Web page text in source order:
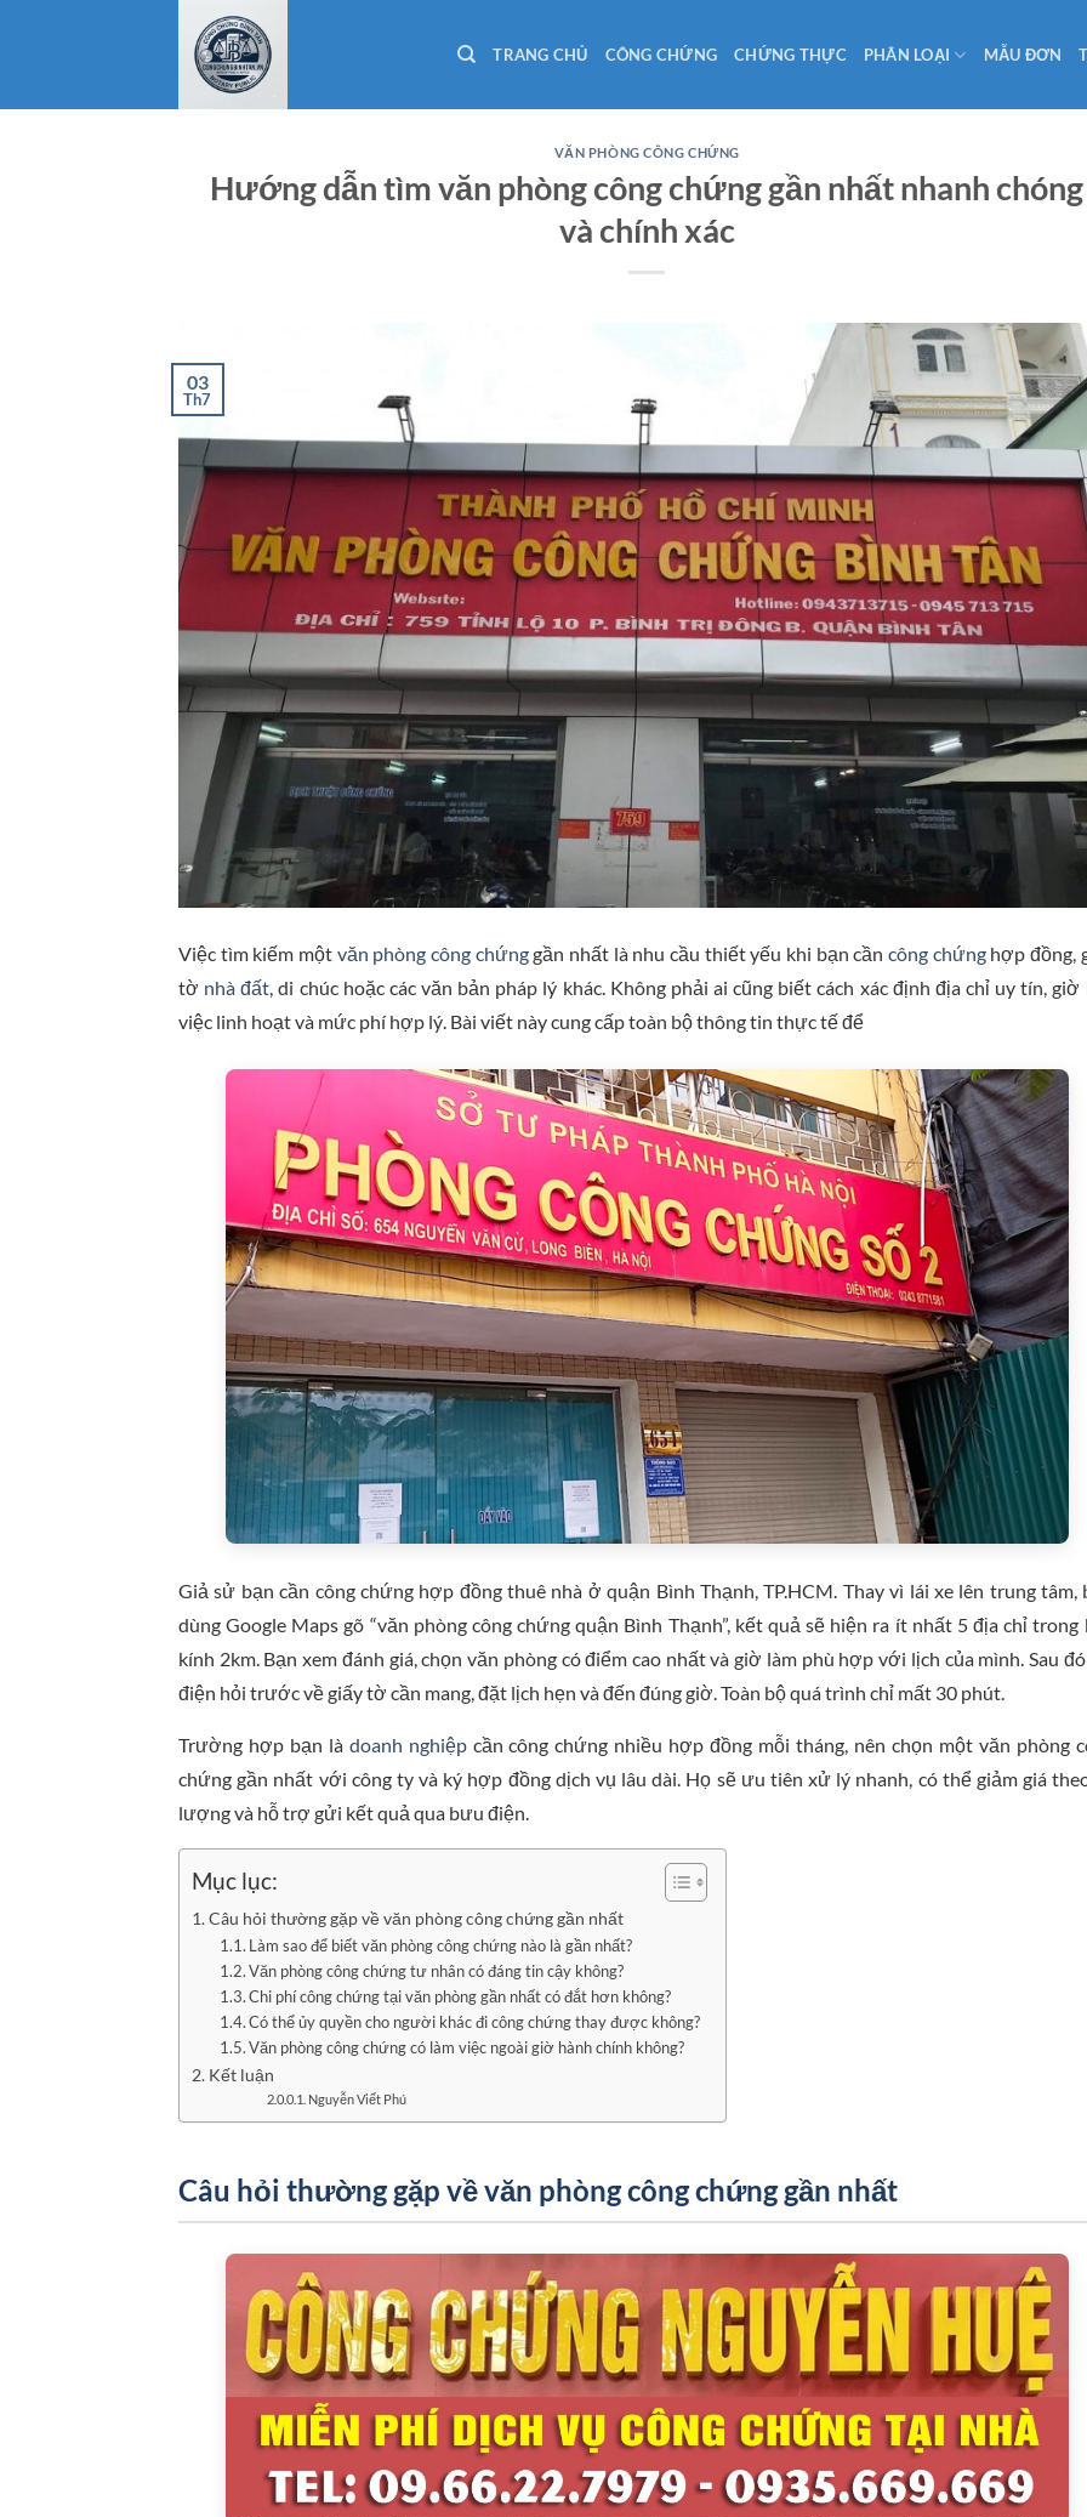
dung
TRANG CHỦ CÔNG CHỨNG CHỨNG THỰC PHÂN LOẠI MẪU ĐƠN
VĂN PHÒNG CÔNG CHỨNG
Hướng dẫn tìm văn phòng công chứng gần nhất nhanh chóng
và chính xác
03
Th7
Việc tìm kiếm một văn phòng công chứnggần nhất là nhu cầu thiết yếu khi bạn cần công chứnghợp đồng,
tờ nhà đất, di chúc hoặc các văn bản pháp lý khác. Không phải ai cũng biết cách xác định địa chỉ uy tín, giờ
việc linh hoạt và mức phí hợp lý. Bài viết này cung cấp toàn bộ thông tin thực tế để
Giả sử bạn cần công chứng hợp đồng thuê nhà ở quận Bình Thạnh, TP.HCM. Thay vì lái xe lên trung tâm,
dùng Google Maps gõ “văn phòng công chứng quận Bình Thạnh”, kết quả sẽ hiện ra ít nhất 5 địa chỉ trong
kính 2km. Bạn xem đánh giá, chọn văn phòng có điểm cao nhất và giờ làm phù hợp với lịch của mình. Sau
điện hỏi trước về giấy tờ cần mang, đặt lịch hẹn và đến đúng giờ. Toàn bộ quá trình chỉ mất 30 phút.
Trường hợp bạn là doanh nghiệpcần công chứng nhiều hợp đồng mỗi tháng, nên chọn một văn phòng
chứng gần nhất với công ty và ký hợp đồng dịch vụ lâu dài. Họ sẽ ưu tiên xử lý nhanh, có thể giảm giá
lượng và hỗ trợ gửi kết quả qua bưu điện.
Mục lục:
Câu hỏi thường gặp về văn phòng công chứng gần nhất
Làm sao để biết văn phòng công chứng nào là gần nhất?
Văn phòng công chứng tư nhân có đáng tin cậy không?
Chi phí công chứng tại văn phòng gần nhất có đắt hơn không?
Có thể ủy quyền cho người khác đi công chứng thay được không?
Văn phòng công chứng có làm việc ngoài giờ hành chính không?
Kết luận
Nguyễn Viết Phú
Câu hỏi thường gặp về văn phòng công chứng gần nhất